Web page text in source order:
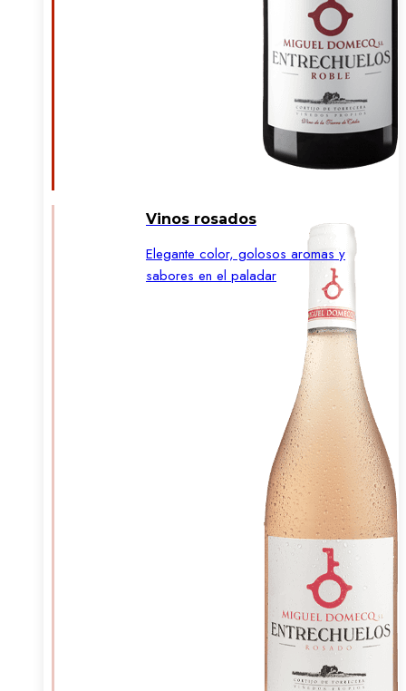
Vinos rosados
Elegante color, golosos aromas y
sabores en el paladar